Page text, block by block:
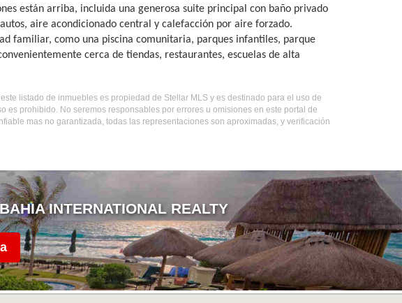
están arriba, incluida una generosa suite principal con baño privado
aire acondicionado central y calefacción por aire forzado.
familiar, como una piscina comunitaria, parques infantiles, parque
cerca de tiendas, restaurantes, escuelas de alta
listado de inmuebles es propiedad de Stellar MLS y es destinado para el uso de
prohibido. No seremos responsables por errores u omisiones en este portal de
mas no garantizada, todas las representaciones son aproximadas, y verificación
INTERNATIONAL REALTY